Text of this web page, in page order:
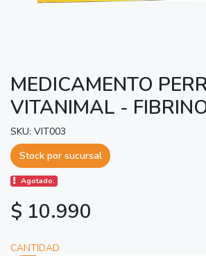
MEDICAMENTO
VITANIMAL -
SKU: VIT003
Stock por sucursal
Agotado.
$ 10.990
CANTIDAD